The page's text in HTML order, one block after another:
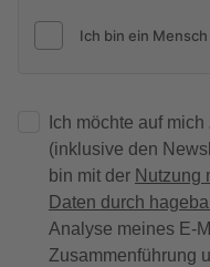
Ich möchte auf mich
(inklusive den
bin mit der Nutzung
Daten durch
Analyse meines E-
Zusammenführung